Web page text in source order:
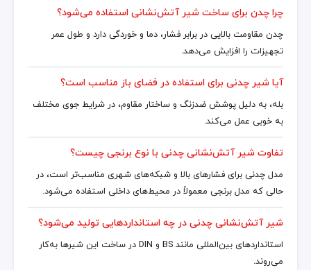
چرا چدن برای ساخت شیر آتش‌نشانی استفاده می‌شود؟
چدن مقاومت بالایی در برابر فشار، دما و خوردگی دارد و طول عمر
تجهیزات را افزایش می‌دهد.
آیا شیر چدنی برای استفاده در فضای باز مناسب است؟
بله، به دلیل پوشش ضدزنگ و ساختار مقاوم، در شرایط جوی مختلف
به خوبی عمل می‌کند.
تفاوت شیر آتش‌نشانی چدنی با نوع برنجی چیست؟
مدل چدنی برای فشارهای بالا و شبکه‌های شهری مناسب‌تر است، در
حالی که مدل برنجی معمولاً در محیط‌های داخلی استفاده می‌شود.
شیر آتش‌نشانی چدنی در چه استانداردهایی تولید می‌شود؟
استانداردهای بین‌المللی مانند BS و DIN در ساخت این شیرها به‌کار
می‌روند.